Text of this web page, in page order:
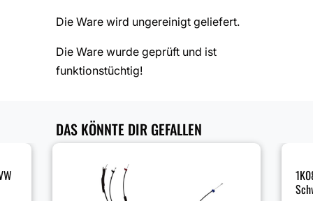
Die Ware wird ungereinigt geliefert.
Die Ware wurde geprüft und ist
funktionstüchtig!
DAS KÖNNTE DIR GEFALLEN